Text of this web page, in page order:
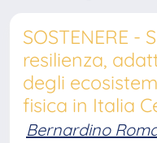
SOSTENERE -
resilienza,
degli
fisica in Italia
Bernardino